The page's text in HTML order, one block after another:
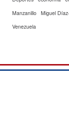
Manzanillo Miguel
Venezuela